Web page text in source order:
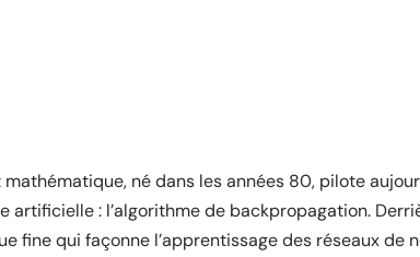
mathématique, né dans les années 80, pilote
artificielle : l’algorithme de backpropagation.
fine qui façonne l’apprentissage des réseaux de